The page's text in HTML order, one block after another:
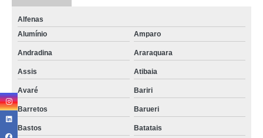
Alfenas
Alumínio
Amparo
Andradina Araraquara
Assis Atibaia
Avaré Bariri
Barretos Barueri
Bastos Batatais